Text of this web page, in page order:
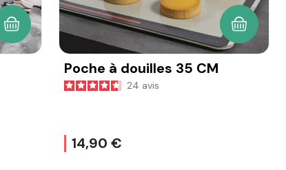
AJOUTER AU PANIER
Poche à douilles 35 CM
24 avis
14,90 €